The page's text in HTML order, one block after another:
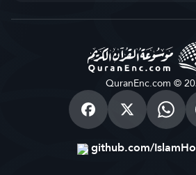
QuranEnc.com ©
github.com/